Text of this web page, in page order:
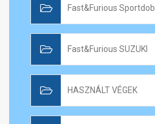
Fast&Furious Sportdob
Fast&Furious SUZUKI
HASZNÁLT VÉGEK